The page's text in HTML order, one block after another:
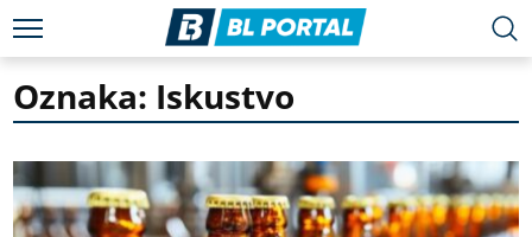
Oznaka: Iskustvo